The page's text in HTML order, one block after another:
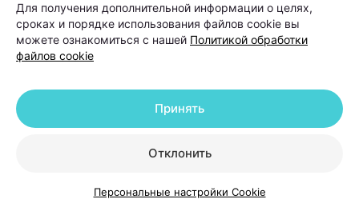
«Если пациент в течение шести-двенадцати
методы лечения, но значимого улучшения не
Для получения дополнительной информации о целях,
сроках и порядке использования файлов cookie вы
можете ознакомиться с нашей Политикой обработки
файлов cookie
Отклонить
Принять
Персональные настройки Cookie